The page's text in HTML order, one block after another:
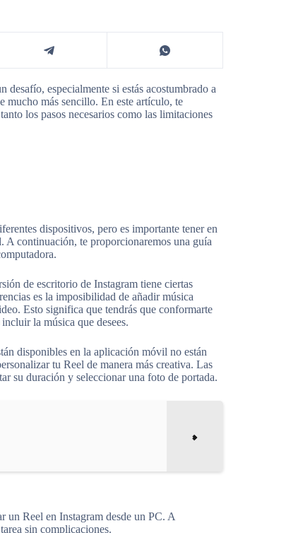
especialmente si estás acostumbrado a
mucho más sencillo. En este artículo, te
los pasos necesarios como las limitaciones
dispositivos, pero es importante tener en
A continuación, te proporcionaremos una guía
de escritorio de Instagram tiene ciertas
es la imposibilidad de añadir música
Esto significa que tendrás que conformarte
la música que desees.
disponibles en la aplicación móvil no están
tu Reel de manera más creativa. Las
su duración y seleccionar una foto de portada.
un Reel en Instagram desde un PC. A
sin complicaciones.